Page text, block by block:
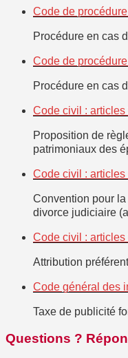
Code de
Procédure en cas
Code de
Procédure en cas
Code civil : articles
Proposition de
patrimoniaux des
Code civil : articles
Convention pour
divorce judiciaire
Code civil : articles
Attribution
Code général des
Taxe de publicité
Questions ?